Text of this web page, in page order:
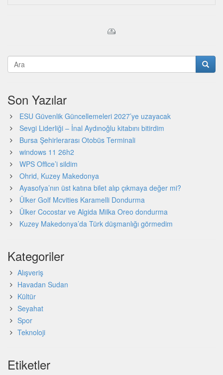
Son Yazılar
ESU Güvenlik Güncellemeleri 2027’ye uzayacak
Sevgi Liderliği – İnal Aydınoğlu kitabını bitirdim
Bursa Şehirlerarası Otobüs Terminali
windows 11 26h2
WPS Office’i sildim
Ohrid, Kuzey Makedonya
Ayasofya’nın üst katına bilet alıp çıkmaya değer mi?
Ülker Golf Mcvities Karamelli Dondurma
Ülker Cocostar ve Algida Milka Oreo dondurma
Kuzey Makedonya’da Türk düşmanlığı görmedim
Kategoriler
Alışveriş
Havadan Sudan
Kültür
Seyahat
Spor
Teknoloji
Etiketler